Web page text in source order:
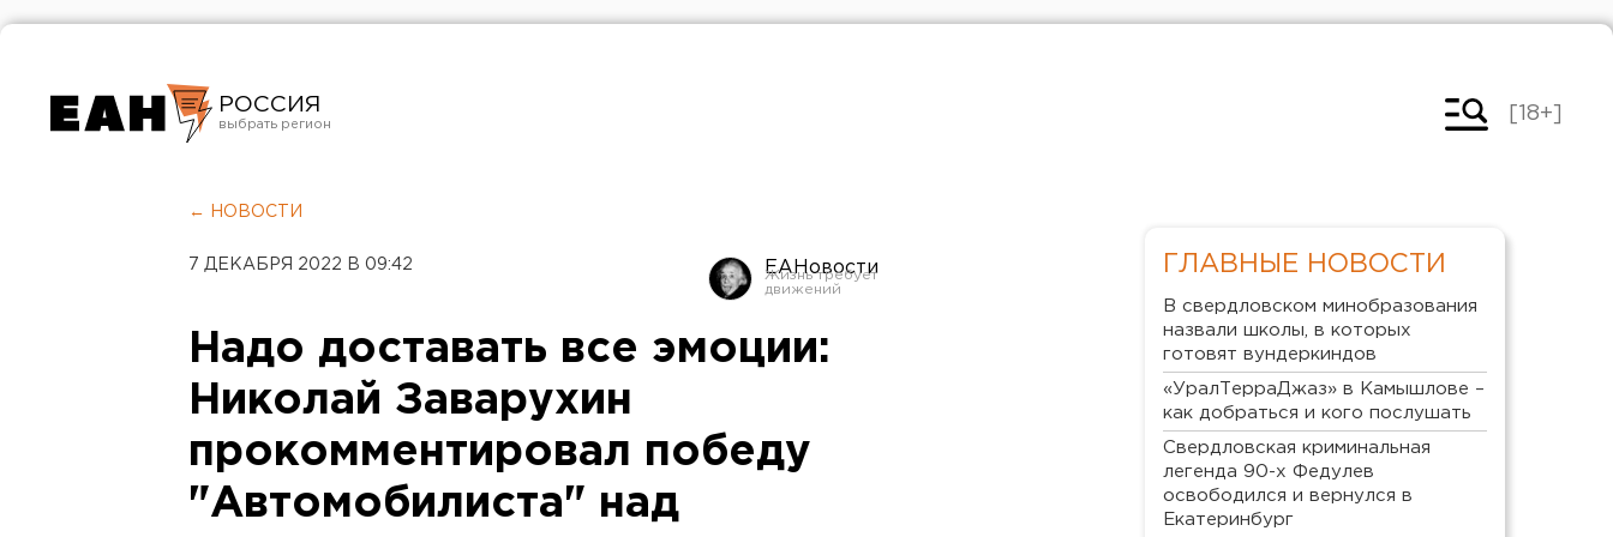
РОССИЯ
Челябинск
[18+]
← НОВОСТИ
7 ДЕКАБРЯ 2022 В 09:42 ЕАНовости
Надо доставать все эмоции:
Николай Заварухин
прокомментировал победу
"Автомобилиста" над
ГЛАВНЫЕ НОВОСТИ
В свердловском минобразования
назвали школы, в которых
готовят вундеркиндов
«УралТерраДжаз» в Камышлове –
как добраться и кого послушать
Свердловская криминальная
легенда 90-х Федулев
освободился и вернулся в
Екатеринбург